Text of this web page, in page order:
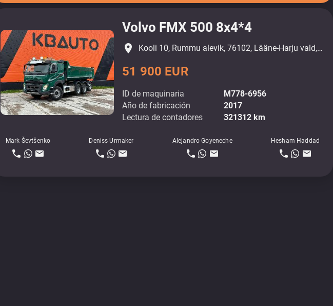
Volvo FMX 500 8x4*4
ID de maquinaria
M778-6956
Año de fabricación
2017
Lectura de contadores
321312 km
Mark Ševtšenko Deniss Urmaker Alejandro Goyeneche Hesham Haddad
51 900 EUR
place Kooli 10, Rummu alevik, 76102, Lääne-Harju vald, Harjumaa